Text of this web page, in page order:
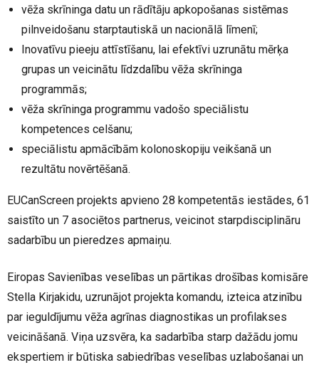
vēža skrīninga datu un rādītāju apkopošanas sistēmas
pilnveidošanu starptautiskā un nacionālā līmenī;
Inovatīvu pieeju attīstīšanu, lai efektīvi uzrunātu mērķa
grupas un veicinātu līdzdalību vēža skrīninga
programmās;
vēža skrīninga programmu vadošo speciālistu
kompetences celšanu;
speciālistu apmācībām kolonoskopiju veikšanā un
rezultātu novērtēšanā.
EUCanScreen projekts apvieno 28 kompetentās iestādes, 61
saistīto un 7 asociētos partnerus, veicinot starpdisciplināru
sadarbību un pieredzes apmaiņu.
Eiropas Savienības veselības un pārtikas drošības komisāre
Stella Kirjakidu, uzrunājot projekta komandu, izteica atzinību
par ieguldījumu vēža agrīnas diagnostikas un profilakses
veicināšanā. Viņa uzsvēra, ka sadarbība starp dažādu jomu
ekspertiem ir būtiska sabiedrības veselības uzlabošanai un